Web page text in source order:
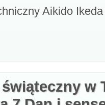
Aikido
świąteczny